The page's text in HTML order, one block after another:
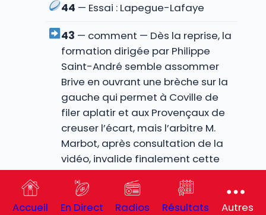
44 — Essai : Lapegue-Lafaye
43 — comment — Dès la reprise, la
formation dirigée par Philippe
Saint-André semble assommer
Brive en ouvrant une brèche sur la
gauche qui permet à Coville de
filer aplatir et aux Provençaux de
creuser l’écart, mais l’arbitre M.
Marbot, après consultation de la
vidéo, invalide finalement cette
réalisation pour un ballon sorti en
touche au lancement de
l’offensive.
Accueil En Direct Radios Résultats Autres